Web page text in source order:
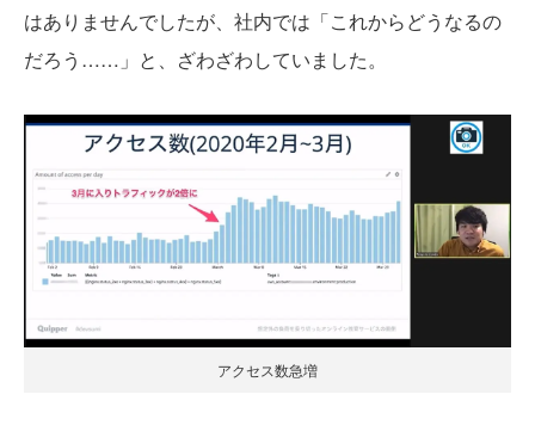
はありませんでしたが、社内では「これからどうなるの
だろう……」と、ざわざわしていました。
アクセス数急増